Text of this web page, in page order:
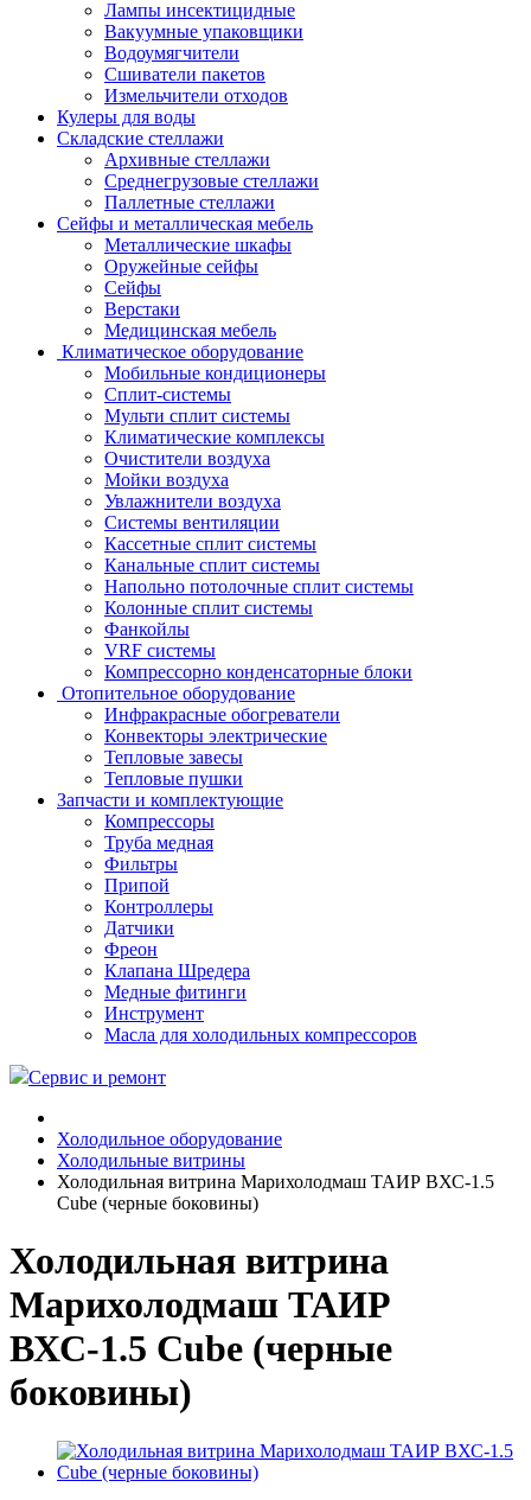
Лампы инсектицидные
Вакуумные упаковщики
Водоумягчители
Сшиватели пакетов
Измельчители отходов
Кулеры для воды
Складские стеллажи
Архивные стеллажи
Среднегрузовые стеллажи
Паллетные стеллажи
Сейфы и металлическая мебель
Металлические шкафы
Оружейные сейфы
Сейфы
Верстаки
Медицинская мебель
Климатическое оборудование
Мобильные кондиционеры
Сплит-системы
Мульти сплит системы
Климатические комплексы
Очистители воздуха
Мойки воздуха
Увлажнители воздуха
Системы вентиляции
Кассетные сплит системы
Канальные сплит системы
Напольно потолочные сплит системы
Колонные сплит системы
Фанкойлы
VRF системы
Компрессорно конденсаторные блоки
Отопительное оборудование
Инфракрасные обогреватели
Конвекторы электрические
Тепловые завесы
Тепловые пушки
Запчасти и комплектующие
Компрессоры
Труба медная
Фильтры
Припой
Контроллеры
Датчики
Фреон
Клапана Шредера
Медные фитинги
Инструмент
Масла для холодильных компрессоров
Сервис и ремонт
Холодильное оборудование
Холодильные витрины
Холодильная витрина Марихолодмаш ТАИР ВХС-1.5
Cube (черные боковины)
Холодильная витрина
Марихолодмаш ТАИР
ВХС-1.5 Cube (черные
боковины)